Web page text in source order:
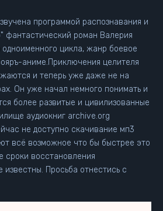
программой распознавания и
фантастический роман Валерия
цикла, жанр боевое
аниме.Приключения целителя
и теперь уже даже не на
Он уже начал немного понимать и
более развитые и цивилизованные
не доступно скачивание мп3
всё возможное что бы быстрее это
сроки восстановления
известны. Просьба отнестись с